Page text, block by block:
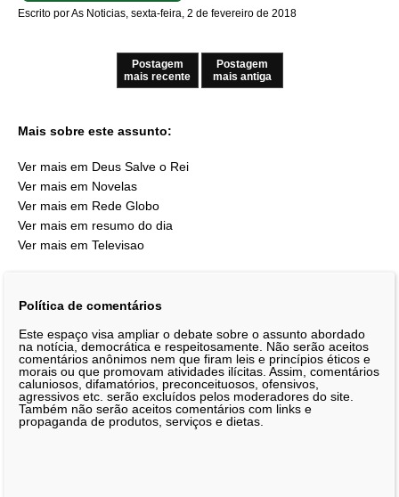
Escrito por As Noticias, sexta-feira, 2 de fevereiro de 2018
Postagem
mais recente
Postagem
mais antiga
Mais sobre este assunto:
Ver mais em Deus Salve o Rei
Ver mais em Novelas
Ver mais em Rede Globo
Ver mais em resumo do dia
Ver mais em Televisao
Política de comentários
Este espaço visa ampliar o debate sobre o assunto abordado
na notícia, democrática e respeitosamente. Não serão aceitos
comentários anônimos nem que firam leis e princípios éticos e
morais ou que promovam atividades ilícitas. Assim, comentários
caluniosos, difamatórios, preconceituosos, ofensivos,
agressivos etc. serão excluídos pelos moderadores do site.
Também não serão aceitos comentários com links e
propaganda de produtos, serviços e dietas.